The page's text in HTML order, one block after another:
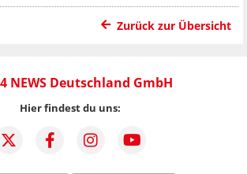
Zurück zur Übersicht
NEWS Deutschland GmbH
Hier findest du uns: